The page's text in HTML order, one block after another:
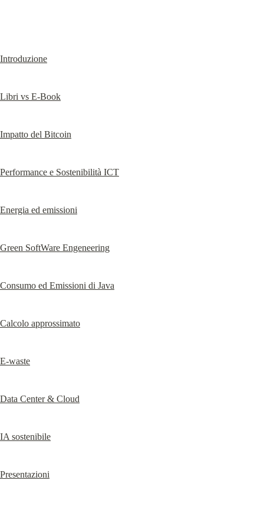
Introduzione
Libri vs E-Book
Impatto del Bitcoin
Performance e Sostenibilità ICT
Energia ed emissioni
Green SoftWare Engeneering
Consumo ed Emissioni di Java
Calcolo approssimato
E-waste
Data Center & Cloud
IA sostenibile
Presentazioni